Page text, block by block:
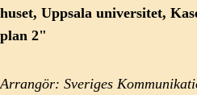
huset, Uppsala universitet,
plan 2"
Arrangör: Sveriges